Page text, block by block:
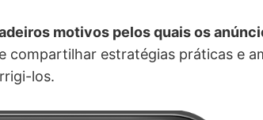
motivos pelos quais os
e compartilhar estratégias práticas e
los.